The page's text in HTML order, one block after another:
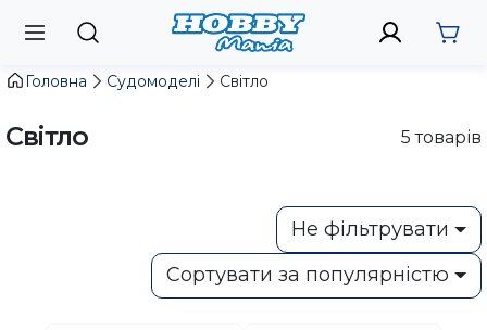
Головна Судомоделі Світло
Світло 5 товарів
Не фільтрувати
Сортувати за популярністю